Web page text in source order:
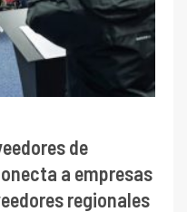
de
a empresas
regionales